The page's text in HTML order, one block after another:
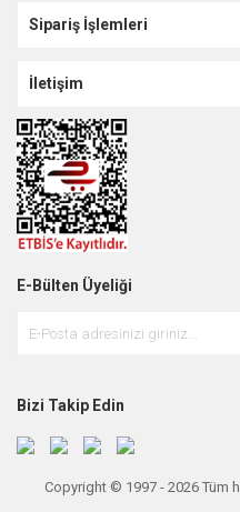
Sipariş İşlemleri
İletişim
E-Bülten Üyeliği
Bizi Takip Edin
Copyright © 1997 - 2026 Tüm